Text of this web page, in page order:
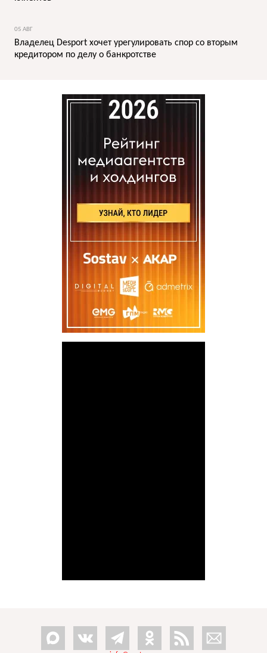
05 АВГ
Владелец Desport хочет урегулировать спор со вторым
кредитором по делу о банкротстве